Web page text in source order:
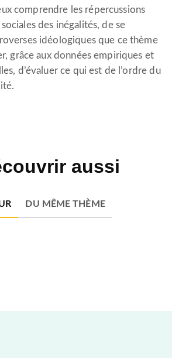
comprendre les répercussions
des inégalités, de se
idéologiques que ce thème
grâce aux données empiriques et
d’évaluer ce qui est de l’ordre du
aussi
DU MÊME THÈME